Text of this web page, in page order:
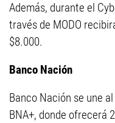
Además, durante el
través de MODO
$8.000.
Banco Nación
Banco Nación se une
BNA+, donde ofrecerá